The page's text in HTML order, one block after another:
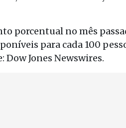
porcentual no mês
para cada 100
Dow Jones Newswires.